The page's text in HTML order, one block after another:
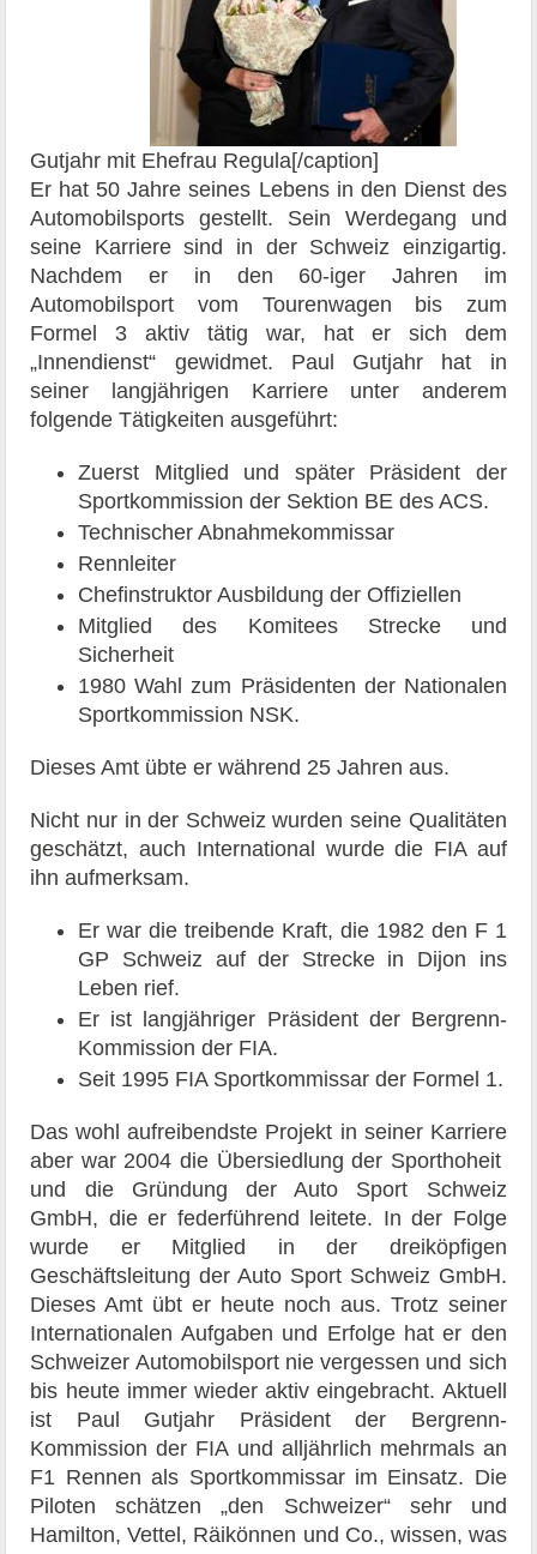
Gutjahr mit Ehefrau Regula[/caption]
Er hat 50 Jahre seines Lebens in den Dienst des
Automobilsports gestellt. Sein Werdegang und
seine Karriere sind in der Schweiz einzigartig.
Nachdem er in den 60-iger Jahren im
Automobilsport vom Tourenwagen bis zum
Formel 3 aktiv tätig war, hat er sich dem
„Innendienst“ gewidmet. Paul Gutjahr hat in
seiner langjährigen Karriere unter anderem
folgende Tätigkeiten ausgeführt:
Zuerst Mitglied und später Präsident der
Sportkommission der Sektion BE des ACS.
Technischer Abnahmekommissar
Rennleiter
Chefinstruktor Ausbildung der Offiziellen
Mitglied des Komitees Strecke und
Sicherheit
1980 Wahl zum Präsidenten der Nationalen
Sportkommission NSK.
Dieses Amt übte er während 25 Jahren aus.
Nicht nur in der Schweiz wurden seine Qualitäten
geschätzt, auch International wurde die FIA auf
ihn aufmerksam.
Er war die treibende Kraft, die 1982 den F 1
GP Schweiz auf der Strecke in Dijon ins
Leben rief.
Er ist langjähriger Präsident der Bergrenn-
Kommission der FIA.
Seit 1995 FIA Sportkommissar der Formel 1.
Das wohl aufreibendste Projekt in seiner Karriere
aber war 2004 die Übersiedlung der Sporthoheit
und die Gründung der Auto Sport Schweiz
GmbH, die er federführend leitete. In der Folge
wurde er Mitglied in der dreiköpfigen
Geschäftsleitung der Auto Sport Schweiz GmbH.
Dieses Amt übt er heute noch aus. Trotz seiner
Internationalen Aufgaben und Erfolge hat er den
Schweizer Automobilsport nie vergessen und sich
bis heute immer wieder aktiv eingebracht. Aktuell
ist Paul Gutjahr Präsident der Bergrenn-
Kommission der FIA und alljährlich mehrmals an
F1 Rennen als Sportkommissar im Einsatz. Die
Piloten schätzen „den Schweizer“ sehr und
Hamilton, Vettel, Räikönnen und Co., wissen, was